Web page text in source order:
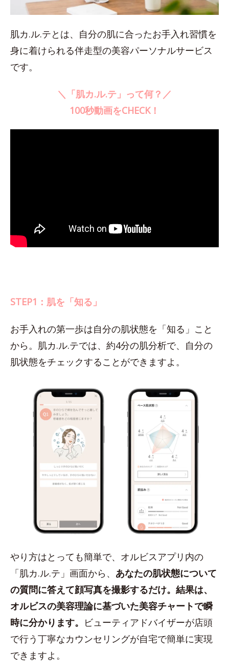
肌カ.ル.テとは、自分の肌に合ったお手入れ習慣を
身に着けられる伴走型の美容パーソナルサービス
です。
＼「肌カ.ル.テ」って何？／
100秒動画をCHECK！
STEP1：肌を「知る」
お手入れの第一歩は自分の肌状態を「知る」こと
から。肌カ.ル.テでは、約4分の肌分析で、自分の
肌状態をチェックすることができますよ。
やり方はとっても簡単で、オルビスアプリ内の
「肌カ.ル.テ」画面から、 あなたの肌状態について
の質問に答えて顔写真を撮影するだけ。結果は、
オルビスの美容理論に基づいた美容チャートで瞬
時に分かります。 ビューティアドバイザーが店頭
で行う丁寧なカウンセリングが自宅で簡単に実現
できますよ。